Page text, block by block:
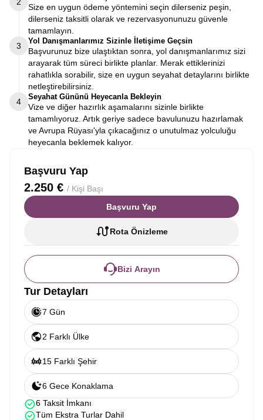
Size en uygun ödeme yöntemini seçin dilerseniz peşin,
dilerseniz taksitli olarak ve rezervasyonunuzu güvenle
tamamlayın.
3
Yol Danışmanlarımız Sizinle İletişime Geçsin
Başvurunuz bize ulaştıktan sonra, yol danışmanlarımız sizi
arayarak tüm süreci birlikte planlar. Merak ettiklerinizi
rahatlıkla sorabilir, size en uygun seyahat detaylarını birlikte
netleştirebilirsiniz.
4
Seyahat Gününü Heyecanla Bekleyin
Vize ve diğer hazırlık aşamalarını sizinle birlikte
tamamlıyoruz. Artık geriye sadece bavulunuzu hazırlamak
ve Avrupa Rüyası'yla çıkacağınız o unutulmaz yolculuğu
heyecanla beklemek kalıyor.
Başvuru Yap
2.250 € / Kişi Başı
Başvuru Yap
Rota Önizleme
Bizi Arayın
Tur Detayları
7 Gün
2 Farklı Ülke
15 Farklı Şehir
6 Gece Konaklama
6 Taksit İmkanı
Tüm Ekstra Turlar Dahil